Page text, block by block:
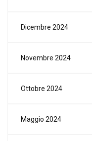
Dicembre 2024
Novembre 2024
Ottobre 2024
Maggio 2024